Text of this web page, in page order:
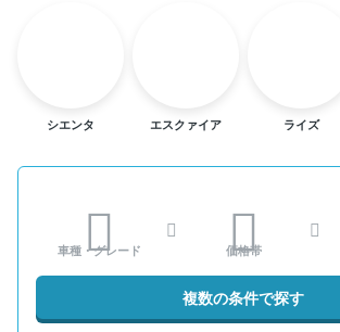
シエンタ エスクァイア ライズ
車種・グレード 価格帯
複数の条件で探す